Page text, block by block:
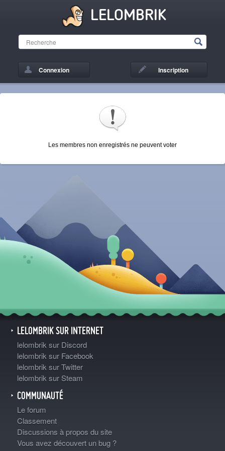
LELOMBRIK
Connexion Inscription
Les membres non enregistrés ne peuvent voter
LELOMBRIK SUR INTERNET
lelombrik sur Discord
lelombrik sur Facebook
lelombrik sur Twitter
lelombrik sur Steam
COMMUNAUTÉ
Le forum
Classement
Discussions à propos du site
Vous avez découvert un bug ?